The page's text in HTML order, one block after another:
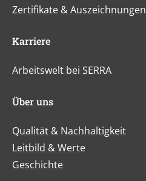
Zertifikate & Auszeichnungen
Karriere
Arbeitswelt bei SERRA
Über uns
Qualität & Nachhaltigkeit
Leitbild & Werte
Geschichte